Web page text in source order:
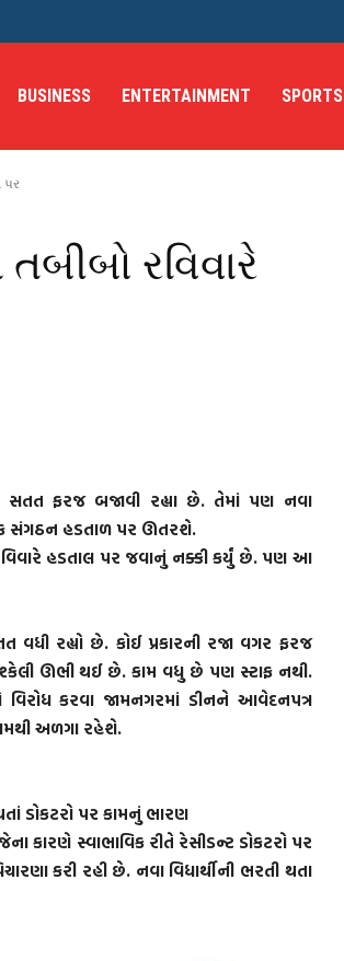
BUSINESS ENTERTAINMENT SPORTS
પર
રવિવારે
સતત ફરજ બજાવી રહ્યા છે. તેમાં પણ નવા
સંગઠન હડતાળ પર ઊતરશે.
હડતાલ પર જવાનું નક્કી કર્યું છે. પણ આ
રહ્યો છે. કોઈ પ્રકારની રજા વગર ફરજ
મુશ્કેલી ઊભી થઈ છે. કામ વધુ છે પણ સ્ટાફ નથી.
કરવા જામનગરમાં ડીનને આવેદનપત્ર
અળગા રહેશે.
ડોકટરો પર કામનું ભારણ
કારણે સ્વાભાવિક રીતે રેસીડન્ટ ડોકટરો પર
કરી રહી છે. નવા વિધાર્થીની ભરતી થતા